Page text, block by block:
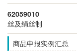
62059010
丝及绢丝制
商品申报实例汇总